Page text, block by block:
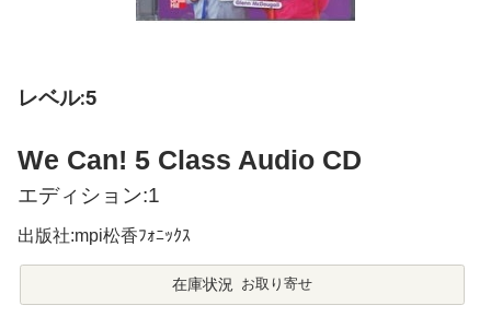
レベル:5
We Can! 5 Class Audio CD
エディション:1
出版社:mpi松香ﾌｫﾆｯｸｽ
在庫状況 お取り寄せ